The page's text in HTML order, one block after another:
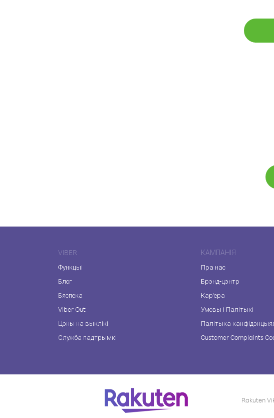
VIBER
Функцыі
Блог
Бяспека
Viber Out
Цэны на выклікі
Служба падтрымкі
КАМПАНІЯ
Пра нас
Брэнд-цэнтр
Кар'ера
Умовы і Палітыкі
Палітыка
Customer Complaints
Rakuten